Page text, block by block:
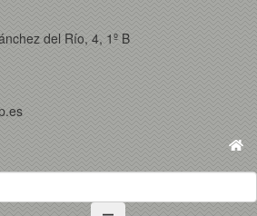
del Río, 4, 1º B